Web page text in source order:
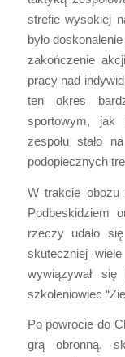
strefie wysokiej
było
zakończenie
pracy nad
ten okres
sportowym, jak
zespołu stało
podopiecznych
W trakcie obozu
Podbeskidziem
rzeczy udało
skuteczniej
wywiązywał
szkoleniowiec
Po powrocie do
grą obronną,